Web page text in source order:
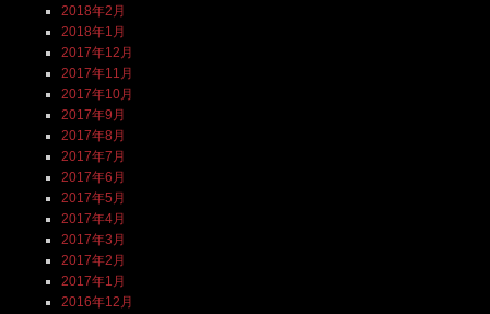
2018年2月
2018年1月
2017年12月
2017年11月
2017年10月
2017年9月
2017年8月
2017年7月
2017年6月
2017年5月
2017年4月
2017年3月
2017年2月
2017年1月
2016年12月